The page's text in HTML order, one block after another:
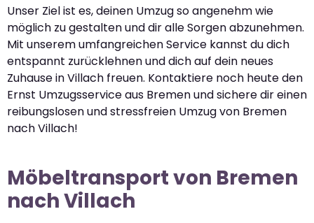
Unser Ziel ist es, deinen Umzug so angenehm wie
möglich zu gestalten und dir alle Sorgen abzunehmen.
Mit unserem umfangreichen Service kannst du dich
entspannt zurücklehnen und dich auf dein neues
Zuhause in Villach freuen. Kontaktiere noch heute den
Ernst Umzugsservice aus Bremen und sichere dir einen
reibungslosen und stressfreien Umzug von Bremen
nach Villach!
Möbeltransport von Bremen
nach Villach